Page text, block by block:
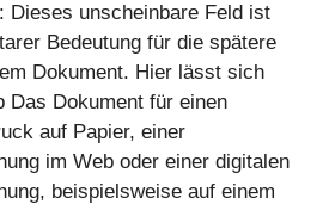
Dieses unscheinbare Feld ist
Bedeutung für die spätere
Dokument. Hier lässt sich
Das Dokument für einen
auf Papier, einer
im Web oder einer digitalen
beispielsweise auf einem